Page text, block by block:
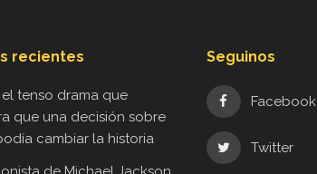
recientes
el tenso drama que
que una decisión sobre
cambiar la historia
Seguinos
Facebook
Twitter